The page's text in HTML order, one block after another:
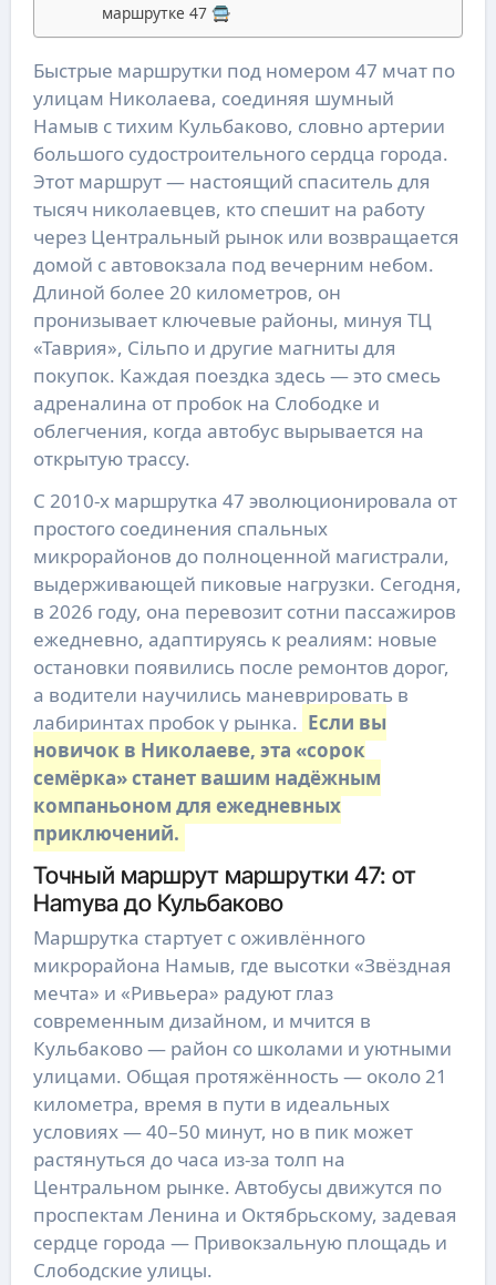
маршрутке 47 🚍
Быстрые маршрутки под номером 47 мчат по
улицам Николаева, соединяя шумный
Намыв с тихим Кульбаково, словно артерии
большого судостроительного сердца города.
Этот маршрут — настоящий спаситель для
тысяч николаевцев, кто спешит на работу
через Центральный рынок или возвращается
домой с автовокзала под вечерним небом.
Длиной более 20 километров, он
пронизывает ключевые районы, минуя ТЦ
«Таврия», Сільпо и другие магниты для
покупок. Каждая поездка здесь — это смесь
адреналина от пробок на Слободке и
облегчения, когда автобус вырывается на
открытую трассу.
С 2010-х маршрутка 47 эволюционировала от
простого соединения спальных
микрорайонов до полноценной магистрали,
выдерживающей пиковые нагрузки. Сегодня,
в 2026 году, она перевозит сотни пассажиров
ежедневно, адаптируясь к реалиям: новые
остановки появились после ремонтов дорог,
а водители научились маневрировать в
лабиринтах пробок у рынка. Если вы
новичок в Николаеве, эта «сорок
семёрка» станет вашим надёжным
компаньоном для ежедневных
приключений.
Точный маршрут маршрутки 47: от
Нamyва до Кульбаково
Маршрутка стартует с оживлённого
микрорайона Намыв, где высотки «Звёздная
мечта» и «Ривьера» радуют глаз
современным дизайном, и мчится в
Кульбаково — район со школами и уютными
улицами. Общая протяжённость — около 21
километра, время в пути в идеальных
условиях — 40–50 минут, но в пик может
растянуться до часа из-за толп на
Центральном рынке. Автобусы движутся по
проспектам Ленина и Октябрьскому, задевая
сердце города — Привокзальную площадь и
Слободские улицы.